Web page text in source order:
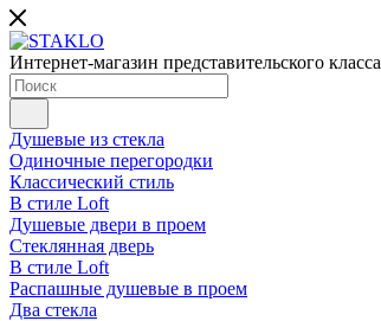
Интернет-магазин представительского класса
Душевые из стекла
Одиночные перегородки
Классический стиль
В стиле Loft
Душевые двери в проем
Стеклянная дверь
В стиле Loft
Распашные душевые в проем
Два стекла